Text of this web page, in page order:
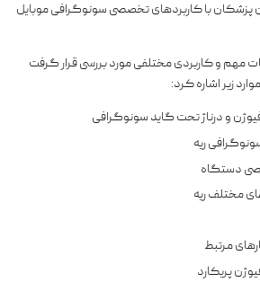
پزشکان با کاربردهای تخصصی سونوگرافی موبایل
مهم و کاربردی مختلفی مورد بررسی قرار گرفت
زیر اشاره کرد:
و درناژ تحت گاید سونوگرافی
ریه
دستگاه
مختلف ریه
مرتبط
پریکارد